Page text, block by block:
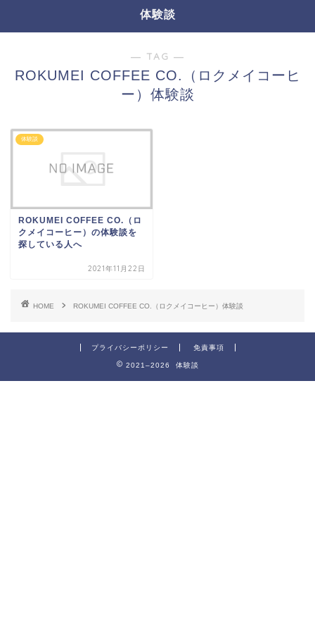
体験談
― TAG ―
ROKUMEI COFFEE CO.（ロクメイコーヒ
ー）体験談
体験談
ROKUMEI COFFEE CO.（ロ
クメイコーヒー）の体験談を
探している人へ
2021年11月22日
HOME ROKUMEI COFFEE CO.（ロクメイコーヒー）体験談
プライバシーポリシー 免責事項
2021–2026 体験談